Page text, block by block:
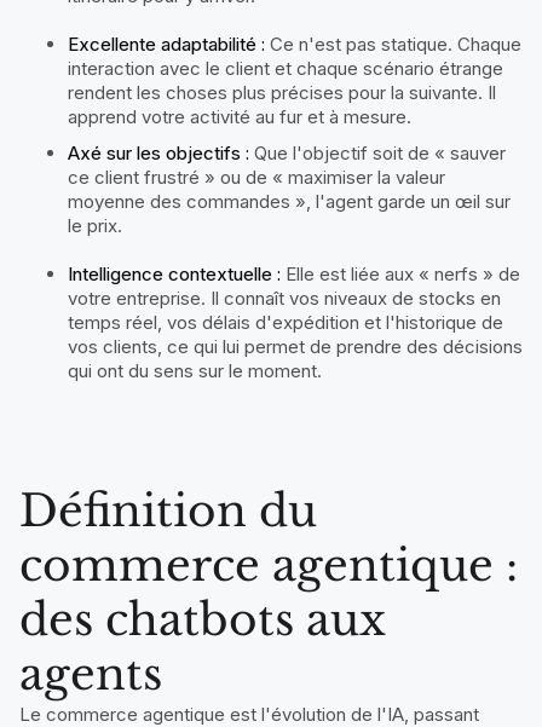
Excellente adaptabilité : Ce n'est pas statique. Chaque
interaction avec le client et chaque scénario étrange
rendent les choses plus précises pour la suivante. Il
apprend votre activité au fur et à mesure.
Axé sur les objectifs : Que l'objectif soit de « sauver
ce client frustré » ou de « maximiser la valeur
moyenne des commandes », l'agent garde un œil sur
le prix.
Intelligence contextuelle : Elle est liée aux « nerfs » de
votre entreprise. Il connaît vos niveaux de stocks en
temps réel, vos délais d'expédition et l'historique de
vos clients, ce qui lui permet de prendre des décisions
qui ont du sens sur le moment.
Définition du
commerce agentique :
des chatbots aux
agents
Le commerce agentique est l'évolution de l'IA, passant